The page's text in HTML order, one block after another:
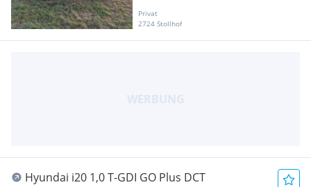
Privat
2724 Stollhof
Hyundai i20 1,0 T-GDI GO Plus DCT